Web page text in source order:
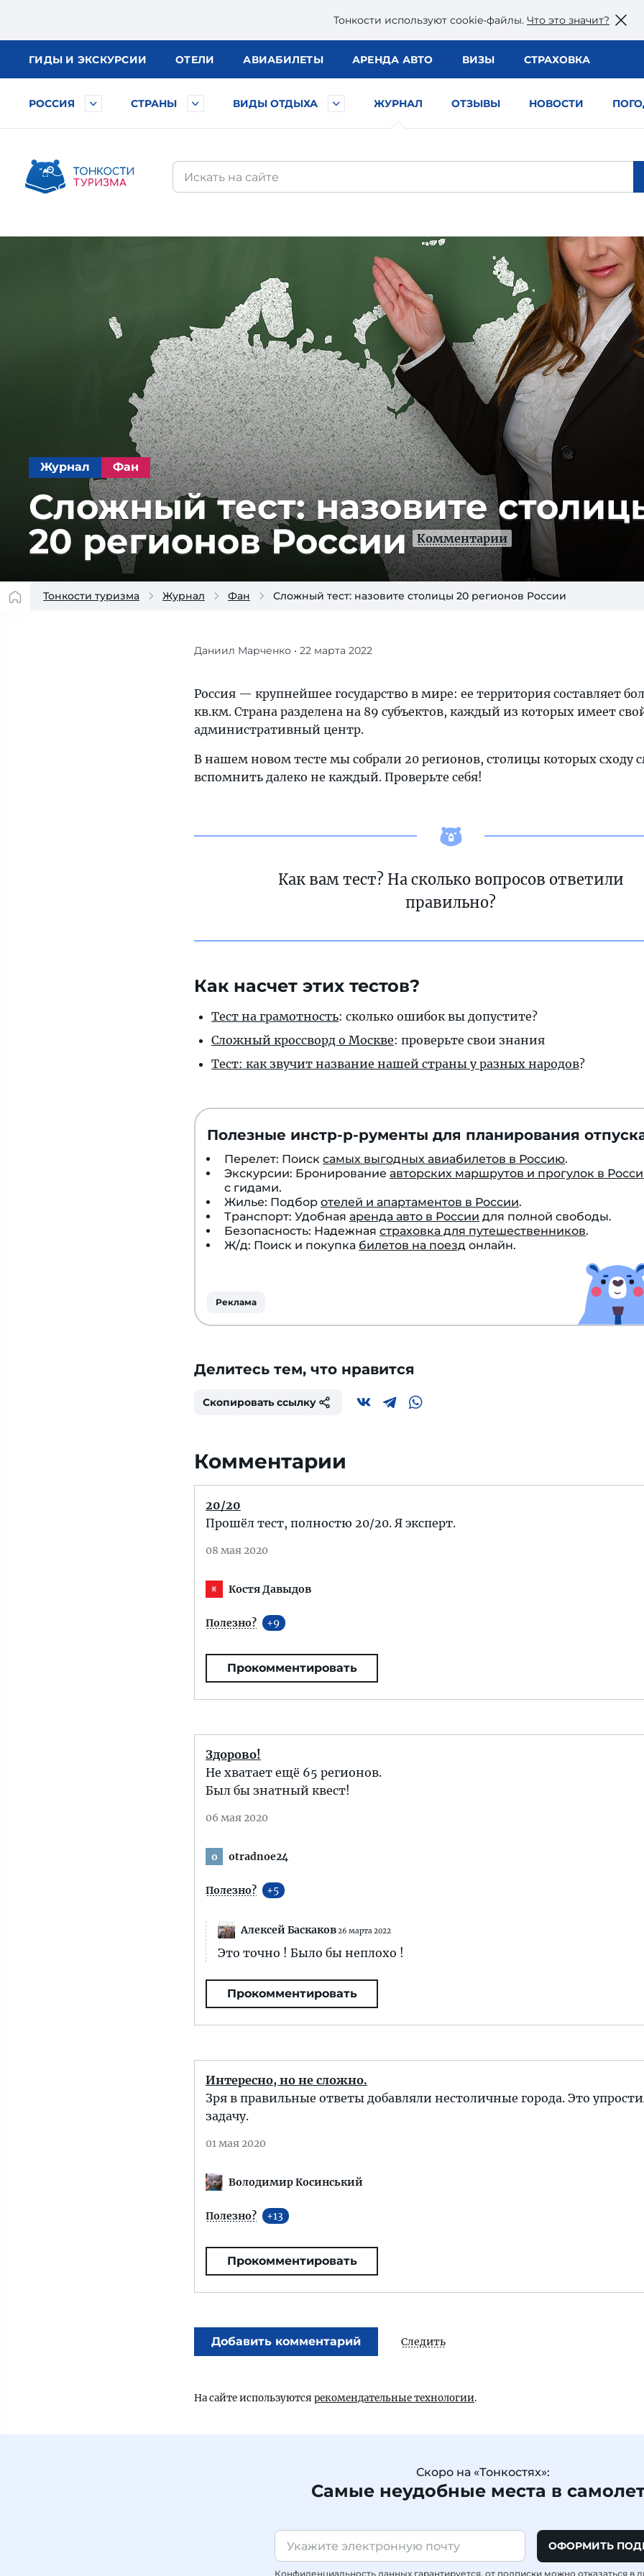
Тонкости используют сookie-файлы. Что это значит?
ГИДЫ И ЭКСКУРСИИ ОТЕЛИ АВИАБИЛЕТЫ АРЕНДА АВТО ВИЗЫ СТРАХОВКА
РОССИЯ СТРАНЫ ВИДЫ ОТДЫХА ЖУРНАЛ ОТЗЫВЫ НОВОСТИ
Журнал Фан
Сложный тест: назовите
20 регионов России
Комментарии
Тонкости туризма Журнал Фан Сложный тест: назовите столицы 20 регионов России
Россия
на
89
субъектов,
из
которых
административный
мы
20
регионов,
столицы
сходу
сможет
не
каждый.
Даниил Марченко • 22 марта 2022
Россия — крупнейшее государство в мире: ее территория составляет
кв.км. Страна разделена на 89 субъектов, каждый из которых имеет
административный центр.
В нашем новом тесте мы собрали 20 регионов, столицы которых сходу
вспомнить далеко не каждый. Проверьте себя!
Как вам тест? На сколько вопросов ответили
правильно?
Как насчет этих тестов?
Тест на грамотность: сколько ошибок вы допустите?
Сложный кроссворд о Москве: проверьте свои знания
Тест: как звучит название нашей страны у разных народов?
Полезные инстр-р-рументы для планирования
Перелет: Поиск самых выгодных авиабилетов в Россию.
Экскурсии: Бронирование авторских маршрутов и прогулок в
с гидами.
Жилье: Подбор отелей и апартаментов в России.
Транспорт: Удобная аренда авто в России для полной свободы.
Безопасность: Надежная страховка для путешественников.
Ж/д: Поиск и покупка билетов на поезд онлайн.
Реклама
Делитесь тем, что нравится
Скопировать ссылку
Комментарии
20/20
Прошёл тест, полностю 20/20. Я эксперт.
08 мая 2020
Костя Давыдов
Полезно? 9
Прокомментировать
Здорово!
Не хватает ещё 65 регионов.
Был бы знатный квест!
06 мая 2020
o otradnoe24
Полезно? 5
Алексей Баскаков26 марта 2022
Это точно ! Было бы неплохо !
Прокомментировать
Интересно, но не сложно.
Зря в правильные ответы добавляли нестоличные города. Это
задачу.
01 мая 2020
Володимир Косинський
Полезно? 13
Прокомментировать
Добавить комментарий Следить
На сайте используются рекомендательные технологии.
Скоро на «Тонкостях»:
Самые неудобные места в
ОФОРМИТЬ
Конфиденциальность данных гарантируется, от подписки можно отказаться в